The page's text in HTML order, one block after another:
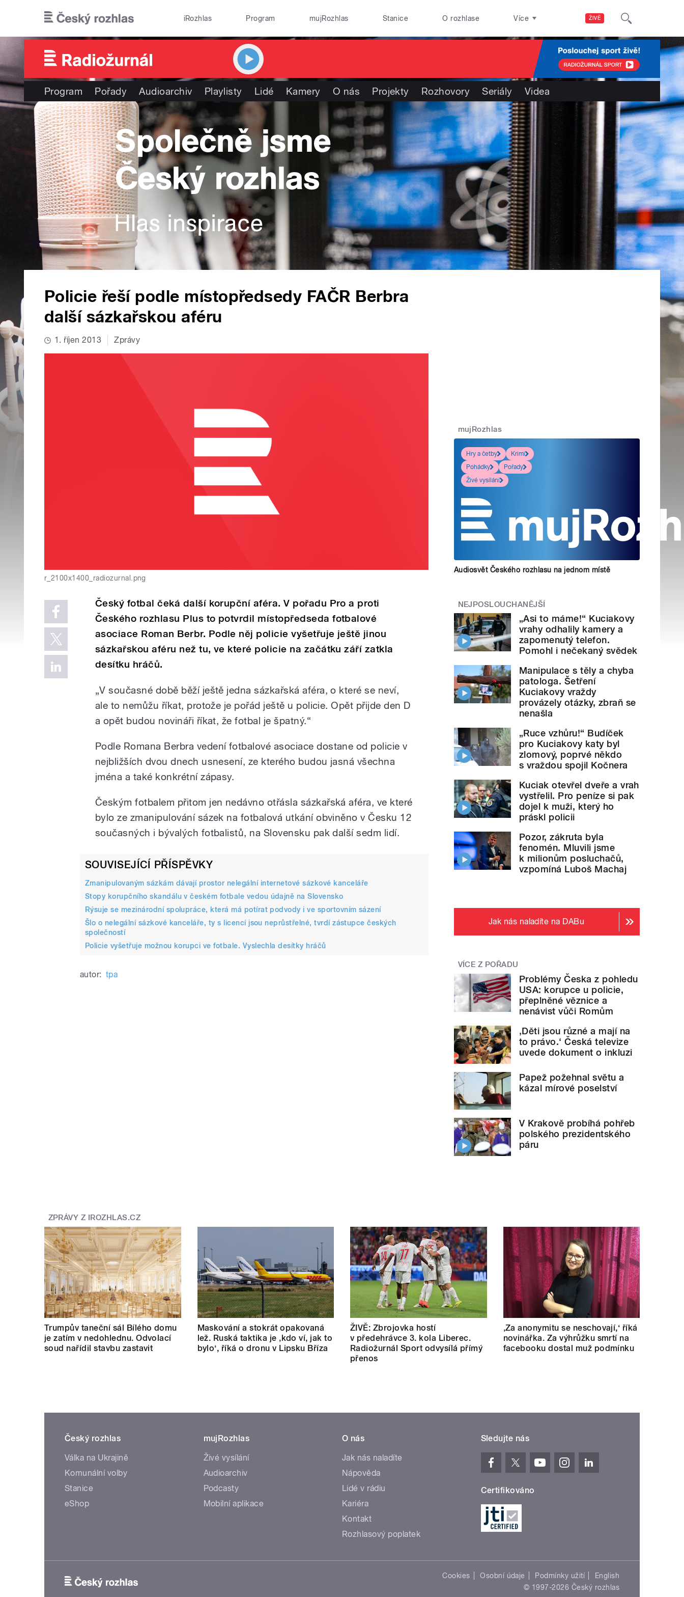
ŽIVĚ
iRozhlas Program mujRozhlas Stanice O rozhlase Více
Program Pořady Audioarchiv Playlisty Lidé Kamery O nás Projekty Rozhovory Seriály Videa
Policie řeší podle místopředsedy FAČR Berbra
další sázkařskou aféru
1. říjen 2013 Zprávy
r_2100x1400_radiozurnal.png
Český fotbal čeká další korupční aféra. V pořadu Pro a proti
Českého rozhlasu Plus to potvrdil místopředseda fotbalové
asociace Roman Berbr. Podle něj policie vyšetřuje ještě jinou
sázkařskou aféru než tu, ve které policie na začátku září zatkla
desítku hráčů.
„V současné době běží ještě jedna sázkařská aféra, o které se neví,
ale to nemůžu říkat, protože je pořád ještě u policie. Opět přijde den D
a opět budou novináři říkat, že fotbal je špatný.“
Podle Romana Berbra vedení fotbalové asociace dostane od policie v
nejbližších dvou dnech usnesení, ze kterého budou jasná všechna
jména a také konkrétní zápasy.
Českým fotbalem přitom jen nedávno otřásla sázkařská aféra, ve které
bylo ze zmanipulování sázek na fotbalová utkání obviněno v Česku 12
současných i bývalých fotbalistů, na Slovensku pak další sedm lidí.
SOUVISEJÍCÍ PŘÍSPĚVKY
Zmanipulovaným sázkám dávají prostor nelegální internetové sázkové kanceláře
Stopy korupčního skandálu v českém fotbale vedou údajně na Slovensko
Rýsuje se mezinárodní spolupráce, která má potírat podvody i ve sportovním sázení
Šlo o nelegální sázkové kanceláře, ty s licencí jsou neprůstřelné, tvrdí zástupce českých
společností
Policie vyšetřuje možnou korupci ve fotbale. Vyslechla desítky hráčů
autor: tpa
mujRozhlas
Hry a četby
Krimi
Pohádky
Pořady
Živé vysílání
Audiosvět Českého rozhlasu na jednom místě
NEJPOSLOUCHANĚJŠÍ
„Asi to máme!“ Kuciakovy
vrahy odhalily kamery a
zapomenutý telefon.
Pomohl i nečekaný svědek
Manipulace s těly a chyba
patologa. Šetření
Kuciakovy vraždy
provázely otázky, zbraň se
nenašla
„Ruce vzhůru!“ Budíček
pro Kuciakovy katy byl
zlomový, poprvé někdo
s vraždou spojil Kočnera
Kuciak otevřel dveře a vrah
vystřelil. Pro peníze si pak
dojel k muži, který ho
práskl policii
Pozor, zákruta byla
fenomén. Mluvili jsme
k milionům posluchačů,
vzpomíná Luboš Machaj
Jak nás naladíte na DABu
VÍCE Z POŘADU
Problémy Česka z pohledu
USA: korupce u policie,
přeplněné věznice a
nenávist vůči Romům
‚Děti jsou různé a mají na
to právo.‘ Česká televize
uvede dokument o inkluzi
Papež požehnal světu a
kázal mírové poselství
V Krakově probíhá pohřeb
polského prezidentského
páru
ZPRÁVY Z IROZHLAS.CZ
Trumpův taneční sál Bílého domu
je zatím v nedohlednu. Odvolací
soud nařídil stavbu zastavit
Maskování a stokrát opakovaná
lež. Ruská taktika je ‚kdo ví, jak to
bylo‘, říká o dronu v Lipsku Bříza
ŽIVĚ: Zbrojovka hostí
v předehrávce 3. kola Liberec.
Radiožurnál Sport odvysílá přímý
přenos
‚Za anonymitu se neschovají,‘ říká
novinářka. Za výhrůžku smrtí na
facebooku dostal muž podmínku
Český rozhlas
Válka na Ukrajině
Komunální volby
Stanice
eShop
mujRozhlas
Živé vysílání
Audioarchiv
Podcasty
Mobilní aplikace
O nás
Jak nás naladíte
Nápověda
Lidé v rádiu
Kariéra
Kontakt
Rozhlasový poplatek
Sledujte nás
Certifikováno
Cookies Osobní údaje Podmínky užití
English
© 1997-2026 Český rozhlas